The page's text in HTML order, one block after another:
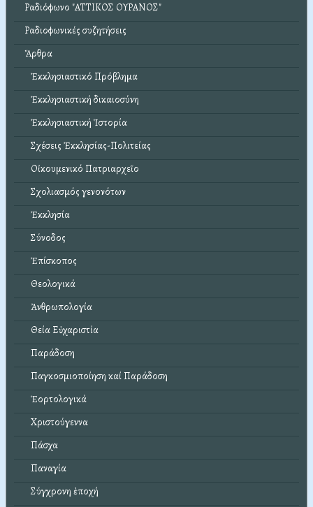
Ραδιόφωνο "ΑΤΤΙΚΟΣ ΟΥΡΑΝΟΣ"
Ραδιοφωνικές συζητήσεις
Ἄρθρα
Ἐκκλησιαστικό Πρόβλημα
Ἐκκλησιαστική δικαιοσύνη
Ἐκκλησιαστική Ἱστορία
Σχέσεις Ἐκκλησίας-Πολιτείας
Οἰκουμενικό Πατριαρχεῖο
Σχολιασμός γενονότων
Ἐκκλησία
Σύνοδος
Ἐπίσκοπος
Θεολογικά
Ἀνθρωπολογία
Θεία Εὐχαριστία
Παράδοση
Παγκοσμιοποίηση καί Παράδοση
Ἑορτολογικά
Χριστούγεννα
Πάσχα
Παναγία
Σύγχρονη ἐποχή